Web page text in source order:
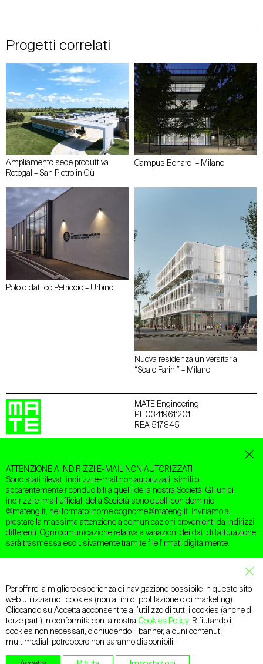
Progetti correlati
Ampliamento sede produttiva
Rotogal – San Pietro in Gù
Campus Bonardi – Milano
Polo didattico Petriccio – Urbino
Nuova residenza universitaria
“Scalo Farini” – Milano
MATE Engineering
P.I. 03419611201
REA 517845
40122 Bologna (BO)
T +39.051.2912911
TREVISO
Via Treviso 18
31020 San Vendemiano (TV)
T +39.0438.412433
T +39.338.6719698
Email:mateng@mateng.it
PEC:mateng@legalmail.it
ATTENZIONE A INDIRIZZI E-MAIL NON AUTORIZZATI
Sono stati rilevati indirizzi e-mail non autorizzati, simili o
apparentemente riconducibili a quelli della nostra Società. Gli unici
indirizzi e-mail ufficiali della Società sono quelli con dominio
@mateng.it, nel formato: nome.cognome@mateng.it. Invitiamo a
prestare la massima attenzione a comunicazioni provenienti da indirizzi
differenti. Ogni comunicazione relativa a variazioni dei dati di fatturazione
sarà trasmessa esclusivamente tramite file firmati digitalmente.
Per offrire la migliore esperienza di navigazione possibile in questo sito
web utilizziamo i cookies (non a fini di profilazione o di marketing).
Cliccando su Accetta acconsentite all’utilizzo di tutti i cookies (anche di
terze parti) in conformità con la nostra Cookies Policy. Rifiutando i
cookies non necessari, o chiudendo il banner, alcuni contenuti
multimediali potrebbero non saranno disponibili.